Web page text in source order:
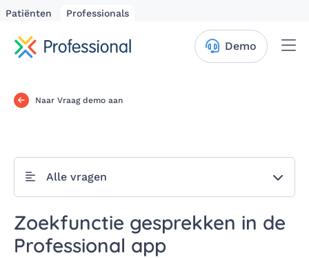
Patiënten Professionals
Demo
Naar Vraag demo aan
Alle vragen
Zoekfunctie gesprekken in de
Professional app